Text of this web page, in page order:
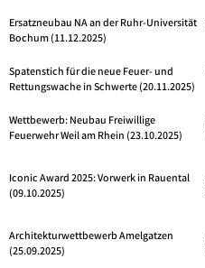
Ersatzneubau NA an der Ruhr-Universität
Bochum (11.12.2025)
Spatenstich für die neue Feuer- und
Rettungswache in Schwerte (20.11.2025)
Wettbewerb: Neubau Freiwillige
Feuerwehr Weil am Rhein (23.10.2025)
Iconic Award 2025: Vorwerk in Rauental
(09.10.2025)
Architekturwettbewerb Amelgatzen
(25.09.2025)